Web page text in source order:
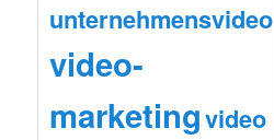
unternehmensvideo
video-
marketingvideo